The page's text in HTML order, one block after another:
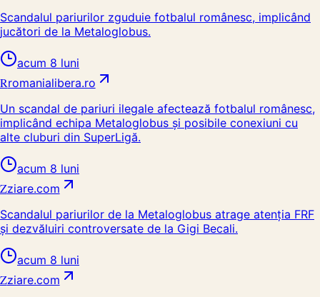
Scandalul pariurilor zguduie fotbalul românesc, implicând
jucători de la Metaloglobus.
acum 8 luni
Rromanialibera.ro
Un scandal de pariuri ilegale afectează fotbalul românesc,
implicând echipa Metaloglobus și posibile conexiuni cu
alte cluburi din SuperLigă.
acum 8 luni
Zziare.com
Scandalul pariurilor de la Metaloglobus atrage atenția FRF
și dezvăluiri controversate de la Gigi Becali.
acum 8 luni
Zziare.com